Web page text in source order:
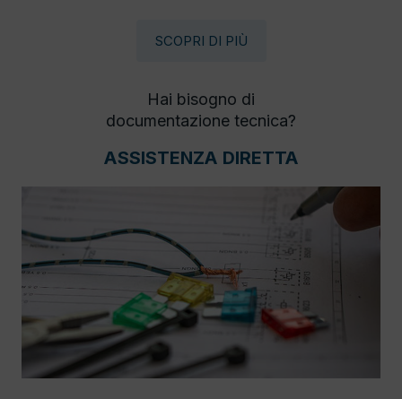
SCOPRI DI PIÙ
Hai bisogno di
documentazione tecnica?
ASSISTENZA DIRETTA